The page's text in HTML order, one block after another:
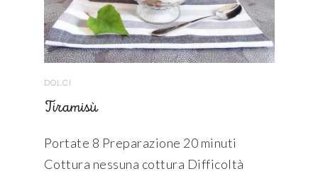
DOLCI
Tiramisù
Portate 8 Preparazione 20 minuti
Cottura nessuna cottura Difficoltà